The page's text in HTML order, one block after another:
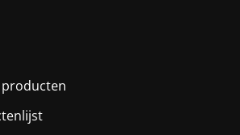
producten